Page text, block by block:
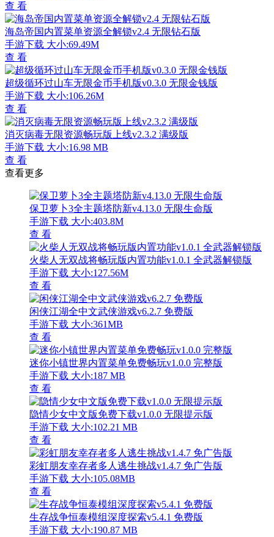
查 看
海岛帝国内置菜单资源全解锁v2.4 无限钻石版
手游下载 大小:69.49M
查 看
超级循环过山车无限金币手机版v0.3.0 无限金钱版
手游下载 大小:106.26M
查 看
消灭病毒无限资源畅玩版上线v2.3.2 满级版
手游下载 大小:16.98 MB
查 看
查看更多
保卫萝卜3全主题塔防新v4.13.0 无限生命版
手游下载 大小:403.8M
查 看
火柴人无双战将畅玩版内置功能v1.0.1 全武器解锁版
手游下载 大小:127.56M
查 看
闲侠江湖全中文武侠游戏v6.2.7 免费版
手游下载 大小:361MB
查 看
迷你小镇世界内置菜单免费畅玩v1.0.0 完整版
手游下载 大小:187 MB
查 看
隐情少女中文版免费下载v1.0.0 无限提示版
手游下载 大小:102.21 MB
查 看
彩虹朋友幸存者多人逃生挑战v1.4.7 免广告版
手游下载 大小:105.08MB
查 看
生存战争恒泰模组深度探索v5.4.1 免费版
手游下载 大小:190.87 MB